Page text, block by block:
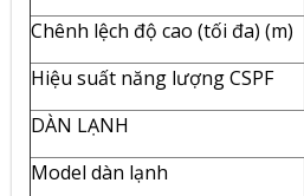
Chênh lệch độ cao (tối đa) (m)
Hiệu suất năng lượng CSPF
DÀN LẠNH
Model dàn lạnh